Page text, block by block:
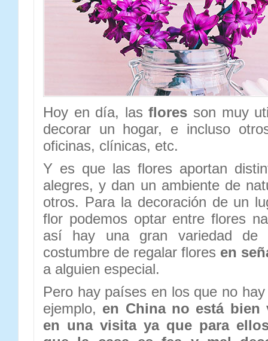
Hoy en día, lasflores son muy
decorar un hogar, e incluso
oficinas, clínicas, etc.
Y es que las flores aportan
alegres, y dan un ambiente de
otros. Para la decoración de un
flor podemos optar entre flores
así hay una gran variedad de
costumbre de regalar flores en
a alguien especial.
Pero hay países en los que no
ejemplo, en China no está bien
en una visita ya que para